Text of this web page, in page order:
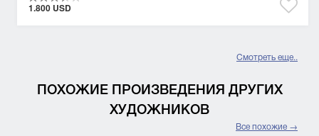
1.800 USD
Смотреть еще..
ПОХОЖИЕ ПРОИЗВЕДЕНИЯ ДРУГИХ
ХУДОЖНИКОВ
Все похожие →